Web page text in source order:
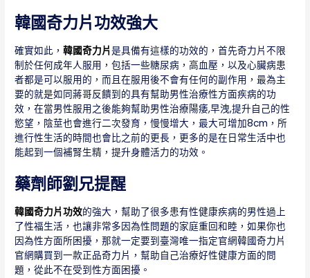
韓國奇力片功效強大
確實如此，韓國奇力片是具備有這樣的功效的，首先奇力片不限
制於任何成年人服用，包括一些糖尿病，高血壓，以及心臟病患
者都是可以服用的，而且在服用後不會有任何的副作用，最為主
要的就是如同蔣哥反饋到的具有幫助男性治療性方面疾病的功
效，在當男性服用之後能夠幫助男性治療陽痿,早洩,提升自己的性
慾望，陰莖也會進行二次發育，慢慢增大，最大可增加8cm，所
進行性生活的時間也會比之前的更長，更多的是在日常生活中也
能起到一個補腎生精，提升身體活力的功效。
藥劑師劉兄提醒
韓國奇力片功效的強大，幫助了很多患有性健康疾病的男性過上
了性福生活，也讓非常多因為性問題的家庭重回和睦，如果你也
因為性方面所困擾，那就一定要到臺灣唯一指定官網韓國奇力片
官網購買到一款正品奇力片，幫助自己治療好性健康方面的問
題，從此不在受到性方面困擾。